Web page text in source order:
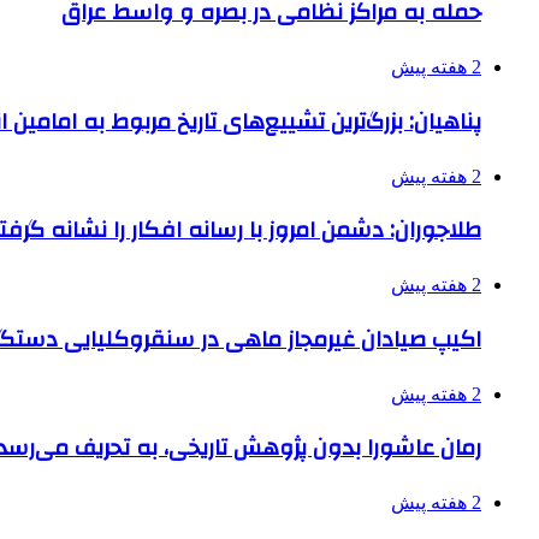
حمله به مراکز نظامی در بصره و واسط عراق
2 هفته پیش
پناهیان: بزرگ‌ترین تشییع‌های تاریخ مربوط به
2 هفته پیش
طلاجوران: دشمن امروز با رسانه افکار را نشانه
2 هفته پیش
اکیپ صیادان غیرمجاز ماهی در سنقروکلیایی
2 هفته پیش
رمان عاشورا بدون پژوهش تاریخی، به تحریف
2 هفته پیش